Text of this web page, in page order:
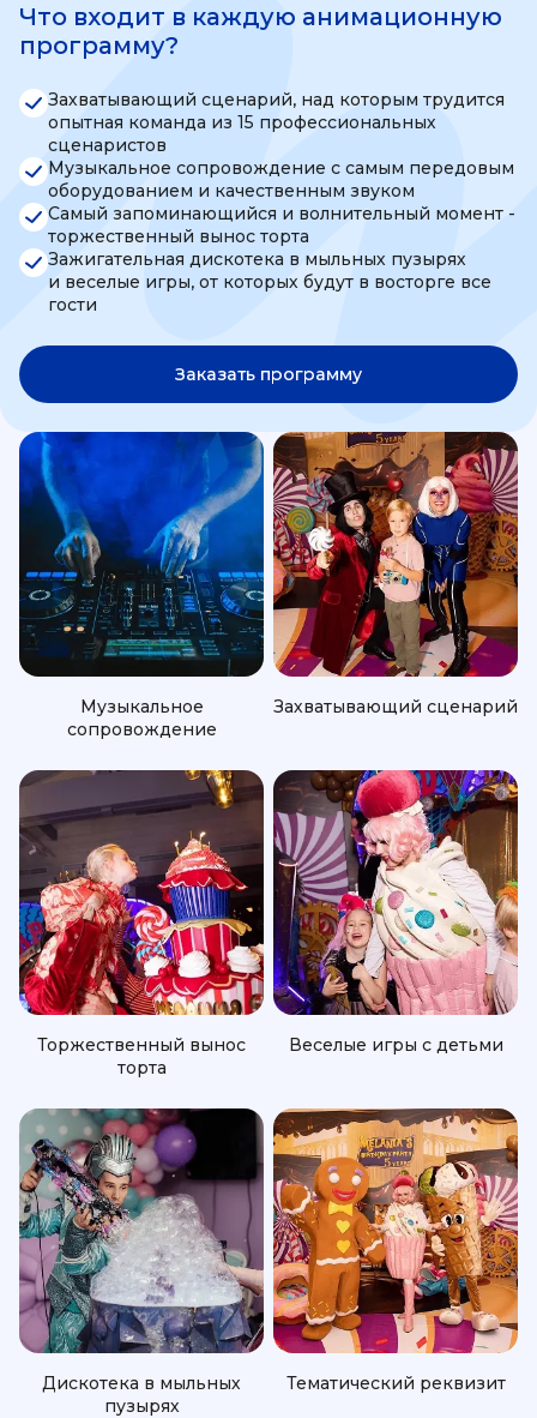
Что входит в каждую анимационную
программу?
Захватывающий сценарий, над которым трудится
опытная команда из 15 профессиональных
сценаристов
Музыкальное сопровождение с самым передовым
оборудованием и качественным звуком
Самый запоминающийся и волнительный момент -
торжественный вынос торта
Зажигательная дискотека в мыльных пузырях
и веселые игры, от которых будут в восторге все
гости
Заказать программу
Музыкальное
сопровождение
Захватывающий сценарий
Торжественный вынос
торта
Веселые игры с детьми
Дискотека в мыльных
пузырях
Тематический реквизит